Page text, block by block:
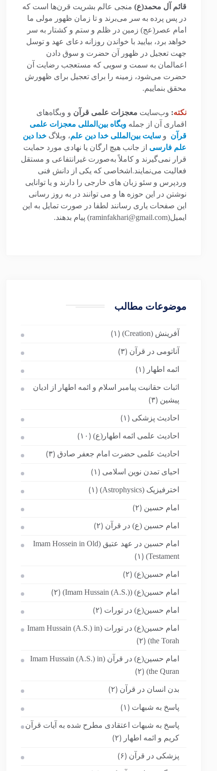
قائم آل محمد(ع) منجی عالم بشریت قرن‌ها است که
در پس پرده به سر می‌برند و تا زمان ظهور مولی ما
امام عصر(عج) زمین در ظلم و ستم و کشتار به سر
خواهد برد، بیایید با خواندن روزانه دعای عهد و توسل
جهت تعجیل در ظهور آن حضرت و سوق دادن
اعمالمان به سمت و سویی که مستعجب رضایت آن
حضرت می‌شود، زمینه را برای تعجیل برای ظهورش
محقق بنماییم.
نکته: وب‌سایت معجزات علمی قرآن و وبگاه‌های
اقماری آن از جمله وبگاه بین‌المللی معجزات علمی
قرآن و سایت بین‌المللی خدا دین علم، وبلاگ خدا دین
علم فارسی از جانب هیچ ارگان یا نهادی مورد حمایت
قرار نمی‌گیرند و کاملاً به‌صورت غیرانتفاعی و مستقل
فعالیت می‌نمایند.اشخاصی که یکی از دانش فنی
وردپرس و سئو زبان های خارجی را دارند و یا توانایی
نوشتن در این حوزه ها و می توانند در به روز رسانی
این صفحات یاری رسانند لطفا در صورت تمایل به این
ایمیل(raminfakhari@gmail.com) پیام بدهند.
موضوعات مطالب
آفرینش (Creation) (۱)
آناتومی در قرآن (۳)
ائمه اطهار (۱)
اثبات حقانیت پیامبر اسلام و ائمه اطهار از ادیان
پیشین (۳)
احادیث پزشکی (۱)
احادیث علمی ائمه اطهار(ع) (۱۰)
احادیث علمی حضرت امام جعفر صادق (۳)
احیای تمدن نوین اسلامی (۱)
اخترفیزیک (Astrophysics) (۱)
امام حسین (۲)
امام حسین (ع) در قرآن (۲)
امام حسین در عهد عتیق (Imam Hossein in Old
Testament)
(۱)
امام حسین(ع) (۲)
امام حسین(ع) (Imam Hussain (A.S.)) (۲)
امام حسین(ع) در تورات (۲)
امام حسین(ع) در تورات (Imam Hussain (A.S.) in
the Torah)
(۲)
امام حسین(ع) در قرآن (Imam Hussain (A.S.) in
the Quran)
(۲)
بدن انسان در قرآن (۲)
پاسخ به شبهات (۱)
پاسخ به شبهات اعتقادی مطرح شده به آیات قرآن
کریم و ائمه اطهار
(۲)
پزشکی در قرآن (۶)